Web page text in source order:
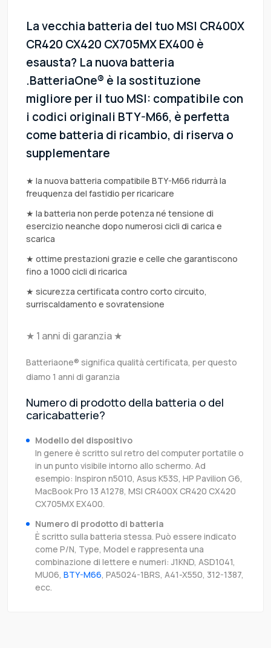
La vecchia batteria del tuo MSI CR400X
CR420 CX420 CX705MX EX400 è
esausta? La nuova batteria
.BatteriaOne® è la sostituzione
migliore per il tuo MSI: compatibile con
i codici originali BTY-M66, è perfetta
come batteria di ricambio, di riserva o
supplementare
★ la nuova batteria compatibile BTY-M66 ridurrà la
freuquenza del fastidio per ricaricare
★ la batteria non perde potenza né tensione di
esercizio neanche dopo numerosi cicli di carica e
scarica
★ ottime prestazioni grazie e celle che garantiscono
fino a 1000 cicli di ricarica
★ sicurezza certificata contro corto circuito,
surriscaldamento e sovratensione
★ 1 anni di garanzia ★
Batteriaone® significa qualità certificata, per questo
diamo 1 anni di garanzia
Numero di prodotto della batteria o del
caricabatterie?
Modello del dispositivo
In genere è scritto sul retro del computer portatile o
in un punto visibile intorno allo schermo. Ad
esempio: Inspiron n5010, Asus K53S, HP Pavilion G6,
MacBook Pro 13 A1278, MSI CR400X CR420 CX420
CX705MX EX400.
Numero di prodotto di batteria
È scritto sulla batteria stessa. Può essere indicato
come P/N, Type, Model e rappresenta una
combinazione di lettere e numeri: J1KND, ASD1041,
MU06, BTY-M66, PA5024-1BRS, A41-X550, 312-1387,
ecc.